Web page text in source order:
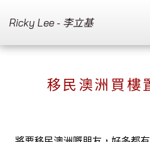
Ricky Lee - 李立基
移民澳洲買樓